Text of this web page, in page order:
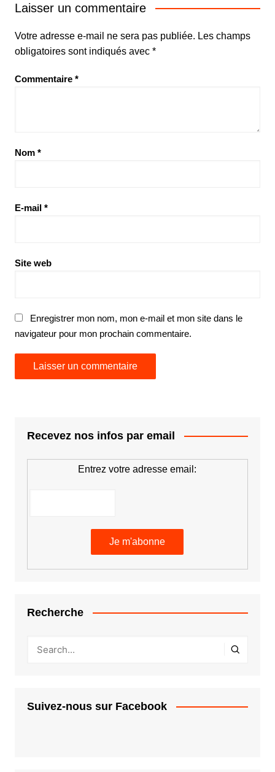
Laisser un commentaire
Votre adresse e-mail ne sera pas publiée. Les champs
obligatoires sont indiqués avec *
Commentaire *
Nom *
E-mail *
Site web
Enregistrer mon nom, mon e-mail et mon site dans le
navigateur pour mon prochain commentaire.
Recevez nos infos par email
Entrez votre adresse email:
Recherche
Suivez-nous sur Facebook